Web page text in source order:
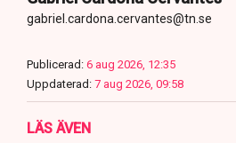
gabriel.cardona.cervantes@tn.se
Publicerad: 6 aug 2026, 12:35
Uppdaterad: 7 aug 2026, 09:58
LÄS ÄVEN